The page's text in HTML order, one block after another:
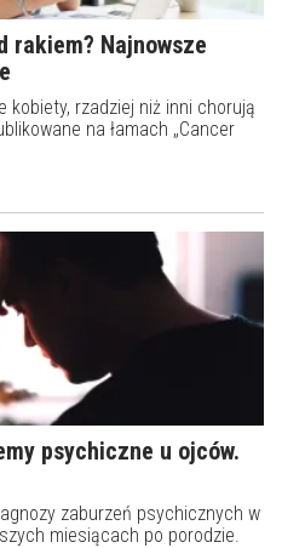
rakiem? Najnowsze
kobiety, rzadziej niż inni chorują
na łamach „Cancer
psychiczne u ojców.
zaburzeń psychicznych w
miesiącach po porodzie.